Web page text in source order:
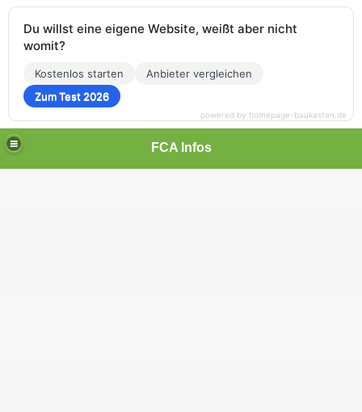
FCA Infos
Du willst eine eigene Website, weißt aber nicht
womit?
Kostenlos starten
Anbieter vergleichen
Zum Test 2026
powered by homepage-baukasten.de